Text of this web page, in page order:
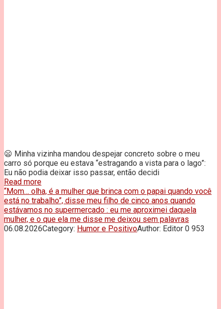
😦 Minha vizinha mandou despejar concreto sobre o meu
carro só porque eu estava “estragando a vista para o lago”:
Eu não podia deixar isso passar, então decidi
Read more
“Mom… olha, é a mulher que brinca com o papai quando você
está no trabalho”, disse meu filho de cinco anos quando
estávamos no supermercado : eu me aproximei daquela
mulher, e o que ela me disse me deixou sem palavras
06.08.2026Category: Humor e PositivoAuthor: Editor 0 953